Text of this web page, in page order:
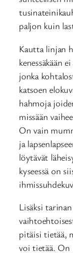
paljon kuin
Kautta linjan
kenessäkään
jonka
katsoen
hahmoja
missään
On vain
ja
löytävät
kyseessä on
Lisäksi
pitäisi tietää,
voi tietää. On